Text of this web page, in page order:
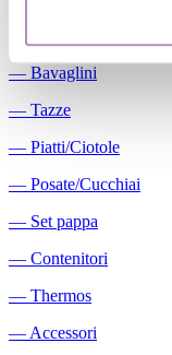
― Bavaglini
― Tazze
― Piatti/Ciotole
― Posate/Cucchiai
― Set pappa
― Contenitori
― Thermos
― Accessori